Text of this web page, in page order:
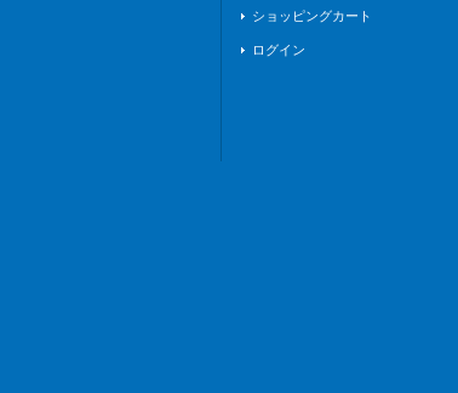
ショッピングカート
ログイン